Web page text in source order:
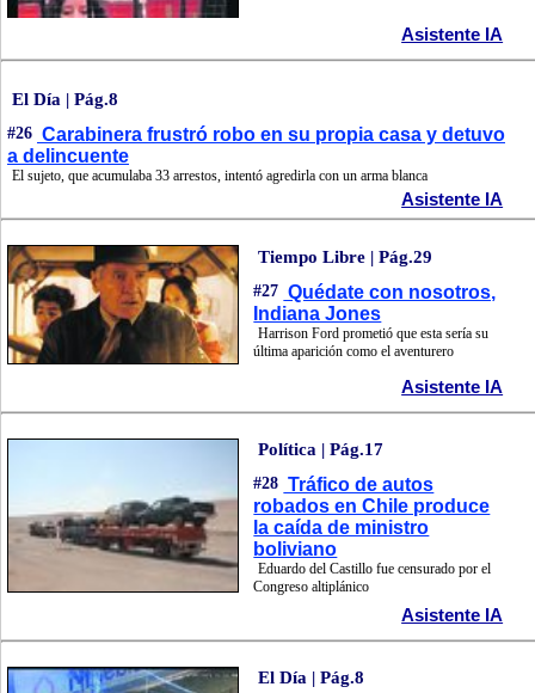
Asistente IA
El Día | Pág.8
#26 Carabinera frustró robo en su propia casa y detuvo
a delincuente
El sujeto, que acumulaba 33 arrestos, intentó agredirla con un arma blanca
Asistente IA
Tiempo Libre | Pág.29
#27 Quédate con nosotros,
Indiana Jones
Harrison Ford prometió que esta sería su
última aparición como el aventurero
Asistente IA
Política | Pág.17
#28 Tráfico de autos
robados en Chile produce
la caída de ministro
boliviano
Eduardo del Castillo fue censurado por el
Congreso altiplánico
Asistente IA
El Día | Pág.8